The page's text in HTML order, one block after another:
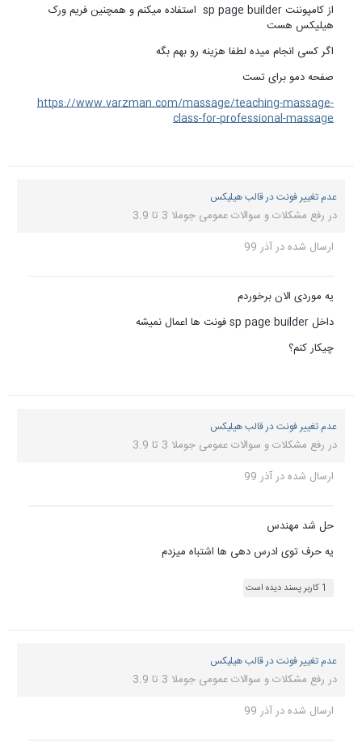
از کامپوننت sp page builder استفاده میکنم و همچنین فریم ورک
هیلیکس هست
اگر کسی انجام میده لطفا هزینه رو بهم بگه
صفحه دمو برای تست
https://www.varzman.com/massage/teaching-massage-
class-for-professional-massage
عدم تغییر فونت در قالب هیلیکس
در رفع مشکلات و سوالات عمومی جوملا 3 تا 3.9
ارسال شده درآذر 99
یه موردی الان برخوردم
داخل sp page builder فونت ها اعمال نمیشه
چیکار کنم؟
عدم تغییر فونت در قالب هیلیکس
در رفع مشکلات و سوالات عمومی جوملا 3 تا 3.9
ارسال شده درآذر 99
حل شد مهندس
یه حرف توی ادرس دهی ها اشتباه میزدم
1 کاربر پسند دیده است
عدم تغییر فونت در قالب هیلیکس
در رفع مشکلات و سوالات عمومی جوملا 3 تا 3.9
ارسال شده درآذر 99